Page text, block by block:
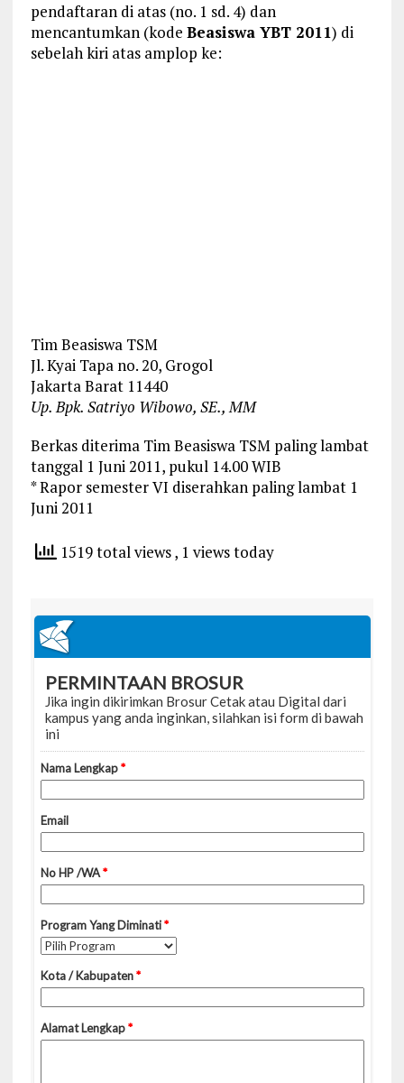
pendaftaran di atas (no. 1 sd. 4) dan
mencantumkan (kode Beasiswa YBT 2011) di
sebelah kiri atas amplop ke:
Tim Beasiswa TSM
Jl. Kyai Tapa no. 20, Grogol
Jakarta Barat 11440
Up. Bpk. Satriyo Wibowo, SE., MM
Berkas diterima Tim Beasiswa TSM paling lambat
tanggal 1 Juni 2011, pukul 14.00 WIB
* Rapor semester VI diserahkan paling lambat 1
Juni 2011
1519 total views, 1 views today